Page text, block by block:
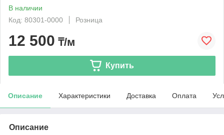
В наличии
Код: 80301-0000
Розница
12 500 ₸/м
Купить
Описание Характеристики Доставка Оплата
Описание